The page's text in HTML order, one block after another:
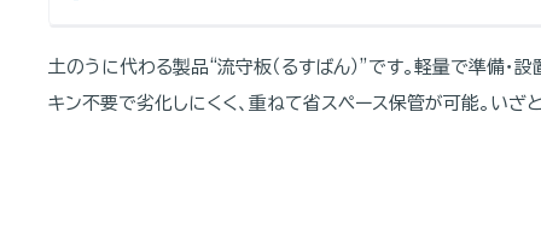
土のうに代わる製品“流守板（るすばん）”です。軽量で準備・
キン不要で劣化しにくく、重ねて省スペース保管が可能。い